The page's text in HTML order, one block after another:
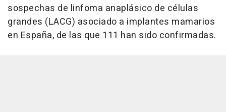
sospechas de linfoma anaplásico de células
grandes (LACG) asociado a implantes mamarios
en España, de las que 111 han sido confirmadas.